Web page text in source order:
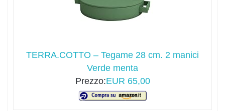
TERRA.COTTO – Tegame 28 cm. 2 manici
Verde menta
Prezzo:EUR 65,00